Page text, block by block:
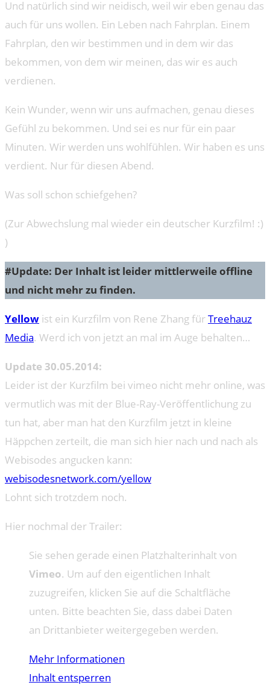
Und natürlich sind wir neidisch, weil wir eben genau das
auch für uns wollen. Ein Leben nach Fahrplan. Einem
Fahrplan, den wir bestimmen und in dem wir das
bekommen, von dem wir meinen, das wir es auch
verdienen.
Kein Wunder, wenn wir uns aufmachen, genau dieses
Gefühl zu bekommen. Und sei es nur für ein paar
Minuten. Wir werden uns wohlfühlen. Wir haben es uns
verdient. Nur für diesen Abend.
Was soll schon schiefgehen?
(Zur Abwechslung mal wieder ein deutscher Kurzfilm! :)
)
#Update: Der Inhalt ist leider mittlerweile offline
und nicht mehr zu finden.
Yellow ist ein Kurzfilm von Rene Zhang fürTreehauz
Media. Werd ich von jetzt an mal im Auge behalten…
Update 30.05.2014:
Leider ist der Kurzfilm bei vimeo nicht mehr online, was
vermutlich was mit der Blue-Ray-Veröffentlichung zu
tun hat, aber man hat den Kurzfilm jetzt in kleine
Häppchen zerteilt, die man sich hier nach und nach als
Webisodes angucken kann:
webisodesnetwork.com/yellow
Lohnt sich trotzdem noch.
Hier nochmal der Trailer:
Sie sehen gerade einen Platzhalterinhalt von
Vimeo. Um auf den eigentlichen Inhalt
zuzugreifen, klicken Sie auf die Schaltfläche
unten. Bitte beachten Sie, dass dabei Daten
an Drittanbieter weitergegeben werden.
Mehr Informationen
Inhalt entsperren